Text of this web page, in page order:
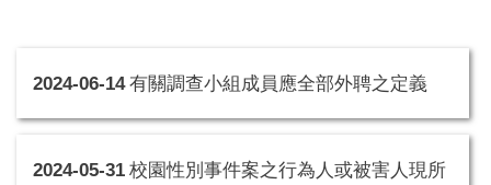
2024-06-14 有關調查小組成員應全部外聘之定義
2024-05-31 校園性別事件案之行為人或被害人現所